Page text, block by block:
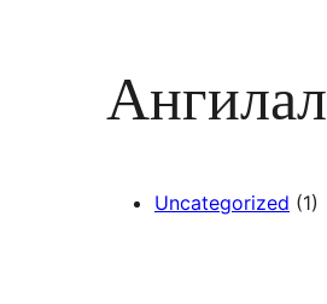
Ангилал
Uncategorized (1)